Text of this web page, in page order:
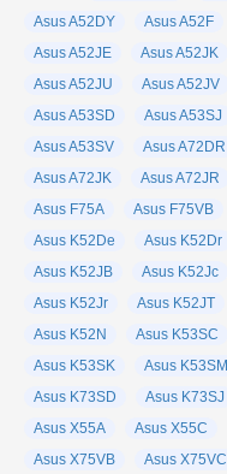
Asus A52DY
Asus A52F
Asus A52JE
Asus A52JK
Asus A52JU
Asus A52JV
Asus A53SD
Asus A53SJ
Asus A53SV
Asus A72DR
Asus A72JK
Asus A72JR
Asus F75A
Asus F75VB
Asus K52De
Asus K52Dr
Asus K52JB
Asus K52Jc
Asus K52Jr
Asus K52JT
Asus K52N
Asus K53SC
Asus K53SK
Asus K53SM
Asus K73SD
Asus K73SJ
Asus X55A
Asus X55C
Asus X75VB
Asus X75VC